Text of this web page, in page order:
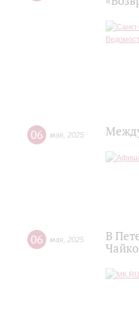
06 мая 2025
06 мая 2025
В